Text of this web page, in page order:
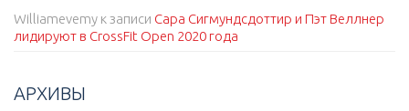
Williamevemy к записи Сара Сигмундсдоттир и Пэт Веллнер
лидируют в CrossFit Open 2020 года
АРХИВЫ